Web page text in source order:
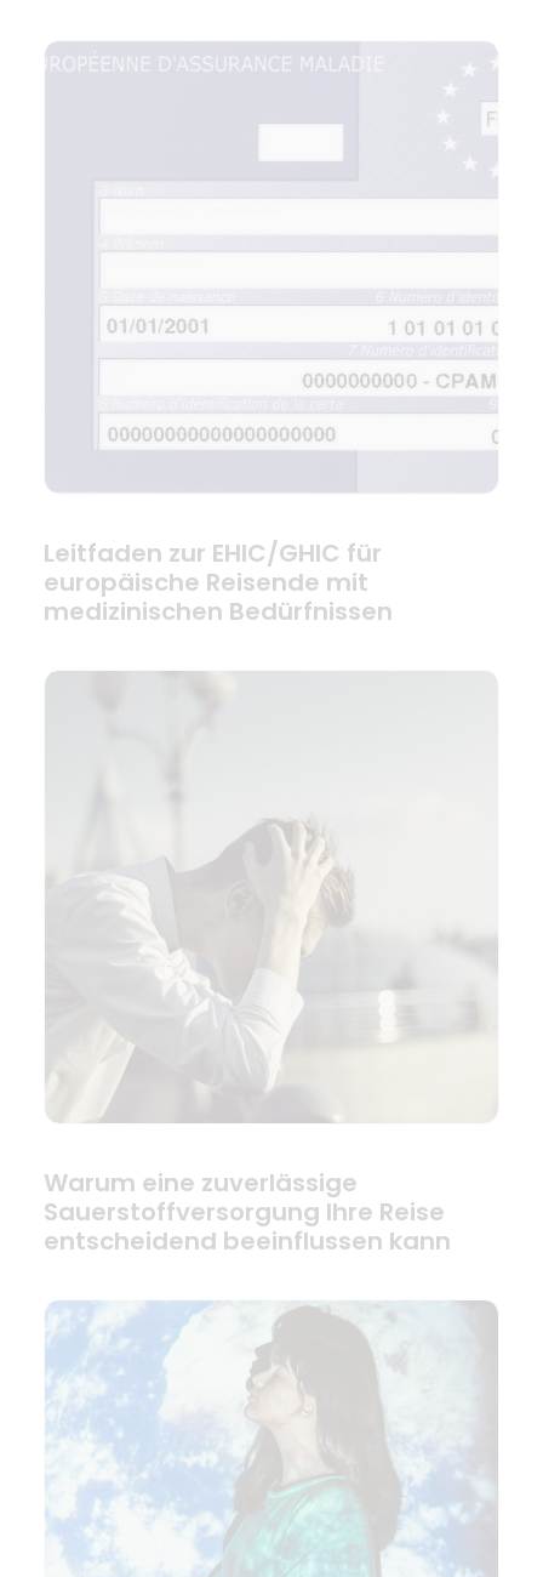
Leitfaden zur EHIC/GHIC für
europäische Reisende mit
medizinischen Bedürfnissen
Warum eine zuverlässige
Sauerstoffversorgung Ihre Reise
entscheidend beeinflussen kann